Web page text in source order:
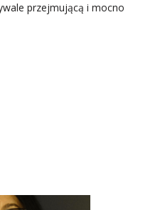
przejmującą i mocno